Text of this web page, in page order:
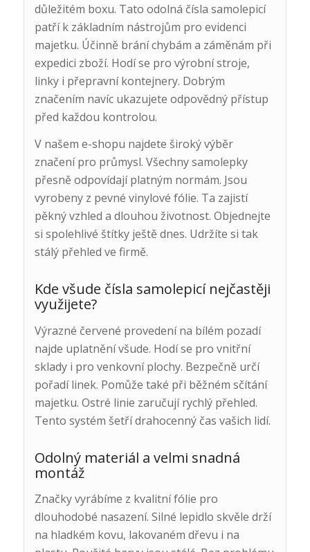
důležitém boxu. Tato odolná čísla samolepicí
patří k základním nástrojům pro evidenci
majetku. Účinně brání chybám a záměnám při
expedici zboží. Hodí se pro výrobní stroje,
linky i přepravní kontejnery. Dobrým
značením navíc ukazujete odpovědný přístup
před každou kontrolou.
V našem e-shopu najdete široký výběr
značení pro průmysl. Všechny samolepky
přesně odpovídají platným normám. Jsou
vyrobeny z pevné vinylové fólie. Ta zajistí
pěkný vzhled a dlouhou životnost. Objednejte
si spolehlivé štítky ještě dnes. Udržíte si tak
stálý přehled ve firmě.
Kde všude čísla samolepicí nejčastěji
využijete?
Výrazné červené provedení na bílém pozadí
najde uplatnění všude. Hodí se pro vnitřní
sklady i pro venkovní plochy. Bezpečně určí
pořadí linek. Pomůže také při běžném sčítání
majetku. Ostré linie zaručují rychlý přehled.
Tento systém šetří drahocenný čas vašich lidí.
Odolný materiál a velmi snadná
montáž
Značky vyrábíme z kvalitní fólie pro
dlouhodobé nasazení. Silné lepidlo skvěle drží
na hladkém kovu, lakovaném dřevu i na